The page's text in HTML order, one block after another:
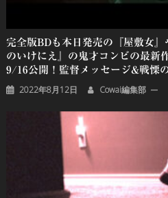
完全版BDも本日発売の『屋敷女
のいけにえ』の鬼才コンビの最新
9/16公開！監督メッセージ&戦慄
2022年8月12日 Cowai編集部